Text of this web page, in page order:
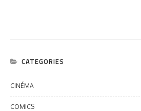
CATEGORIES
CINÉMA
COMICS